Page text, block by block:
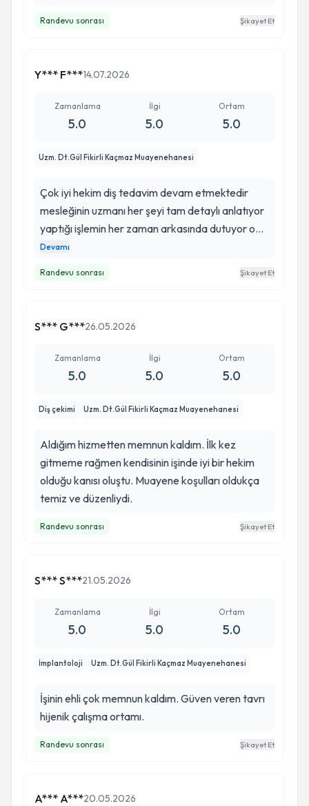
Randevu sonrası Şikayet Et
Y*** F***14.07.2026
Zamanlama
5.0
İlgi
5.0
Ortam
5.0
Uzm. Dt.Gül Fikirli Kaçmaz Muayenehanesi
Çok iyi hekim diş tedavim devam etmektedir
mesleğinin uzmanı her şeyi tam detaylı anlatıyor
yaptığı işlemin her zaman arkasında dutuyor o
diş koltuğa doktorunuz gül hoca ise korkunuz
Devamı
Randevu sonrası Şikayet Et
S*** G***26.05.2026
Zamanlama
5.0
İlgi
5.0
Ortam
5.0
Diş çekimi Uzm. Dt.Gül Fikirli Kaçmaz Muayenehanesi
Aldığım hizmetten memnun kaldım. İlk kez
gitmeme rağmen kendisinin işinde iyi bir hekim
olduğu kanısı oluştu. Muayene koşulları oldukça
temiz ve düzenliydi.
Randevu sonrası Şikayet Et
S*** S***21.05.2026
Zamanlama
5.0
İlgi
5.0
Ortam
5.0
İmplantoloji Uzm. Dt.Gül Fikirli Kaçmaz Muayenehanesi
İşinin ehli çok memnun kaldım. Güven veren tavrı
hijenik çalışma ortamı.
Randevu sonrası Şikayet Et
A*** A***20.05.2026